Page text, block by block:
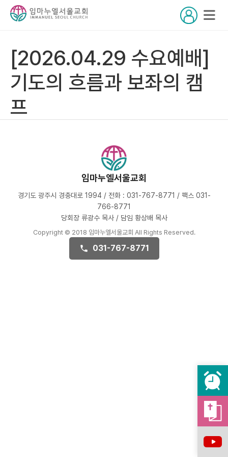
[2026.04.29 수요예배]
기도의 흐름과 보좌의 캠
프
임마누엘서울교회
경기도 광주시 경충대로 1994 / 전화 : 031-767-8771 / 팩스 031-
766-8771
당회장 류광수 목사 / 담임 황상배 목사
Copyright © 2018 임마누엘서울교회 All Rights Reserved.
031-767-8771